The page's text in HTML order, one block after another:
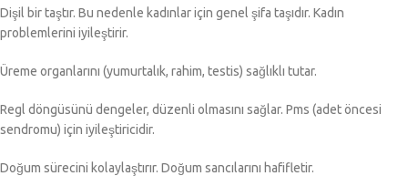
Dişil bir taştır. Bu nedenle kadınlar için genel şifa taşıdır. Kadın
problemlerini iyileştirir.
Üreme organlarını (yumurtalık, rahim, testis) sağlıklı tutar.
Regl döngüsünü dengeler, düzenli olmasını sağlar. Pms (adet öncesi
sendromu) için iyileştiricidir.
Doğum sürecini kolaylaştırır. Doğum sancılarını hafifletir.